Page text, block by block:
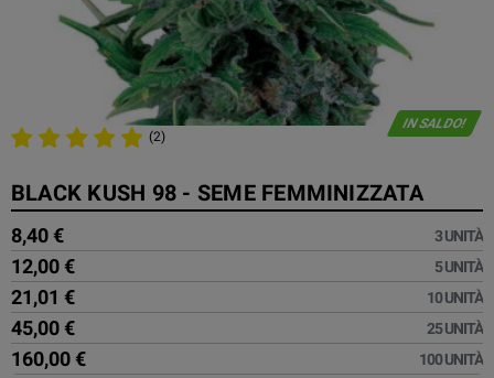
IN SALDO!
(2)
BLACK KUSH 98 - SEME FEMMINIZZATA
8,40 € 3 UNITÀ
12,00 € 5 UNITÀ
21,01 € 10 UNITÀ
45,00 € 25 UNITÀ
160,00 € 100 UNITÀ